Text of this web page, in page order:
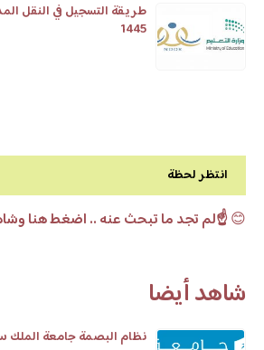
طريقة التسجيل في النقل
1445
انتظر لحظة
😊☝️لم تجد ما تبحث عنه .. اضغط هنا
شاهد أيضا
نظام البصمة جامعة الملك